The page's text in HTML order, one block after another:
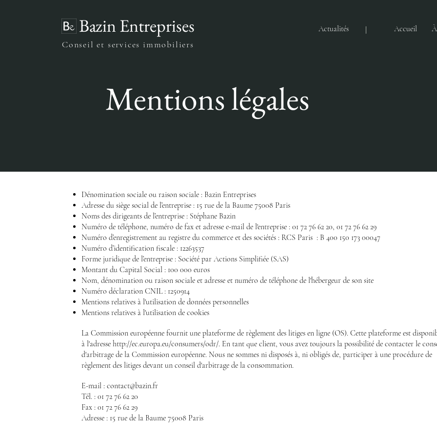
Bazin Entreprises
Conseil et services immobiliers
Accueil
Actualités
Mentions légales
Dénomination sociale ou raison sociale : Bazin Entreprises
Adresse du siège social de l’entreprise : 15 rue de la Baume 75008 Paris
Noms des dirigeants de l’entreprise : Stéphane Bazin
Numéro de téléphone, numéro de fax et adresse e-mail de l'entreprise : 01 72 76 62 20, 01 72 76 62 29
Numéro d’enregistrement au registre du commerce et des sociétés : RCS Paris : B 400 150 173 00047
Numéro d’identification fiscale : 12263537
Forme juridique de l’entreprise : Société par Actions Simplifiée (SAS)
Montant du Capital Social : 100 000 euros
Nom, dénomination ou raison sociale et adresse et numéro de téléphone de l'hébergeur de son site
Numéro déclaration CNIL : 1250914
Mentions relatives à l'utilisation de données personnelles
Mentions relatives à l'utilisation de cookies
La Commission européenne fournit une plateforme de règlement des litiges en ligne (OS). Cette plateforme est
à l'adresse http://ec.europa.eu/consumers/odr/.En tant que client, vous avez toujours la possibilité de contacter le
d'arbitrage de la Commission européenne. Nous ne sommes ni disposés à, ni obligés de, participer à une procédure de
règlement des litiges devant un conseil d'arbitrage de la consommation.
E-mail : contact@bazin.fr
Tél. : 01 72 76 62 20
Fax : 01 72 76 62 29
Adresse : 15 rue de la Baume 75008 Paris